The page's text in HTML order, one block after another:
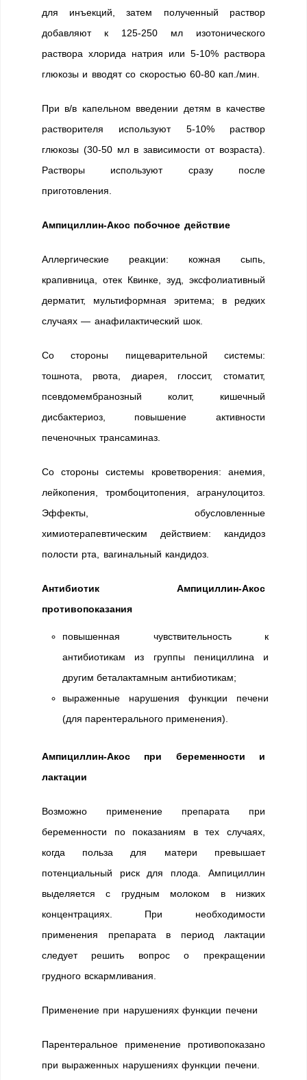
для инъекций, затем полученный раствор
добавляют к 125-250 мл изотонического
раствора хлорида натрия или 5-10% раствора
глюкозы и вводят со скоростью 60-80 кап./мин.
При в/в капельном введении детям в качестве
растворителя используют 5-10% раствор
глюкозы (30-50 мл в зависимости от возраста).
Растворы используют сразу после
приготовления.
Ампициллин-Акос побочное действие
Аллергические реакции: кожная сыпь,
крапивница, отек Квинке, зуд, эксфолиативный
дерматит, мультиформная эритема; в редких
случаях — анафилактический шок.
Со стороны пищеварительной системы:
тошнота, рвота, диарея, глоссит, стоматит,
псевдомембранозный колит, кишечный
дисбактериоз, повышение активности
печеночных трансаминаз.
Со стороны системы кроветворения: анемия,
лейкопения, тромбоцитопения, агранулоцитоз.
Эффекты, обусловленные
химиотерапевтическим действием: кандидоз
полости рта, вагинальный кандидоз.
Антибиотик Ампициллин-Акос
противопоказания
повышенная чувствительность к
антибиотикам из группы пенициллина и
другим беталактамным антибиотикам;
выраженные нарушения функции печени
(для парентерального применения).
Ампициллин-Акос при беременности и
лактации
Возможно применение препарата при
беременности по показаниям в тех случаях,
когда польза для матери превышает
потенциальный риск для плода. Ампициллин
выделяется с грудным молоком в низких
концентрациях. При необходимости
применения препарата в период лактации
следует решить вопрос о прекращении
грудного вскармливания.
Применение при нарушениях функции печени
Парентеральное применение противопоказано
при выраженных нарушениях функции печени.